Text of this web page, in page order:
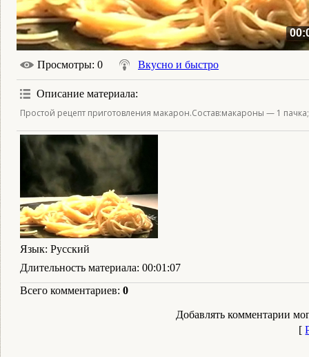
Просмотры: 0 Вкусно и быстро
Описание материала:
Простой рецепт приготовления макарон.Состав:макароны — 1
Язык: Русский
Длительность материала: 00:01:07
Всего комментариев: 0
Добавлять комментарии
[